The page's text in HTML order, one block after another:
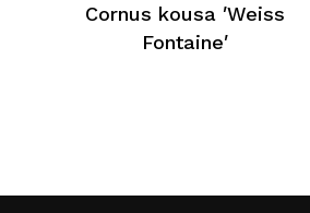
Cornus kousa ′Weiss
Fontaine′